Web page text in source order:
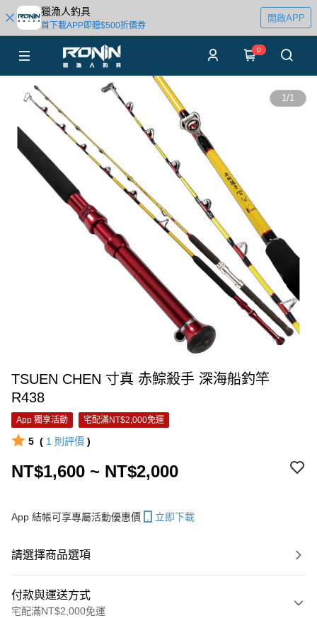
獵漁人釣具
首下載APP即贈$500折價券
開啟APP
0
1/1
TSUEN CHEN 寸真 赤鯮殺手 深海船釣竿
R438
App 獨享活動 宅配滿NT$2,000免運
5 ( 1 則評價 )
NT$1,600 ~ NT$2,000
App 結帳可享專屬活動優惠價 立即下載
請選擇商品選項
付款與運送方式
宅配滿NT$2,000免運